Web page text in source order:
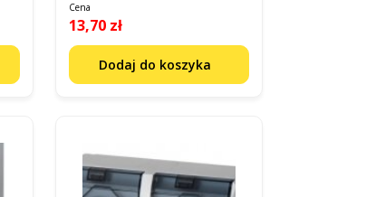
Cena
13,70 zł
Dodaj do koszyka